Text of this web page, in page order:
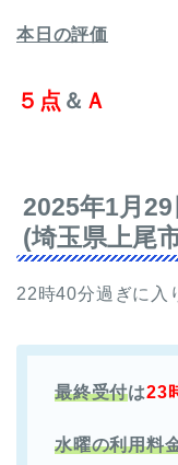
本日の評価
５点 ＆ Ａ
2025年1月
(埼玉県上尾
22時40分過ぎに入
最終受付は23
水曜の利用料